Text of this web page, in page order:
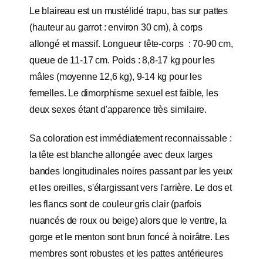
Le blaireau est un mustélidé trapu, bas sur pattes
(hauteur au garrot : environ 30 cm), à corps
allongé et massif. Longueur tête-corps : 70-90 cm,
queue de 11-17 cm. Poids : 8,8-17 kg pour les
mâles (moyenne 12,6 kg), 9-14 kg pour les
femelles. Le dimorphisme sexuel est faible, les
deux sexes étant d'apparence très similaire.
Sa coloration est immédiatement reconnaissable :
la tête est blanche allongée avec deux larges
bandes longitudinales noires passant par les yeux
et les oreilles, s'élargissant vers l'arrière. Le dos et
les flancs sont de couleur gris clair (parfois
nuancés de roux ou beige) alors que le ventre, la
gorge et le menton sont brun foncé à noirâtre. Les
membres sont robustes et les pattes antérieures